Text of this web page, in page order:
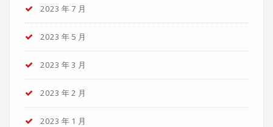
2023 年 7 月
2023 年 5 月
2023 年 3 月
2023 年 2 月
2023 年 1 月